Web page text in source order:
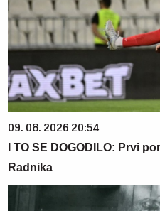
09. 08. 2026 20:54
I TO SE DOGODILO: Prvi
Radnika